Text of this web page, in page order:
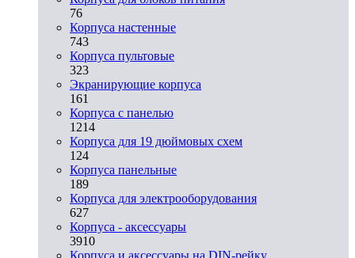
76
Корпуса настенные
743
Корпуса пультовые
323
Экранирующие корпуса
161
Корпуса с панелью
1214
Корпуса для 19 дюймовых схем
124
Корпуса панельные
189
Корпуса для электрооборудования
627
Корпуса - аксессуары
3910
Корпуса и аксессуары на DIN-рейку